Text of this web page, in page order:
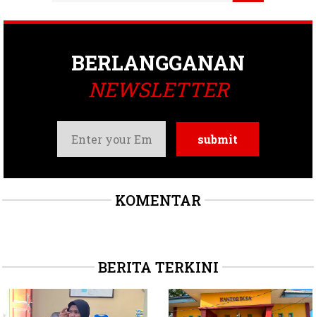
BERLANGGANAN
NEWSLETTER
KOMENTAR
BERITA TERKINI